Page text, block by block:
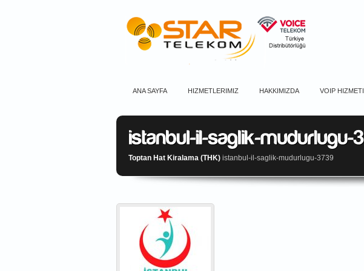
ANA SAYFA HIZMETLERIMIZ HAKKIMIZDA VOIP HIZMETI
Toptan Hat Kiralama (THK) istanbul-il-saglik-mudurlugu-3739